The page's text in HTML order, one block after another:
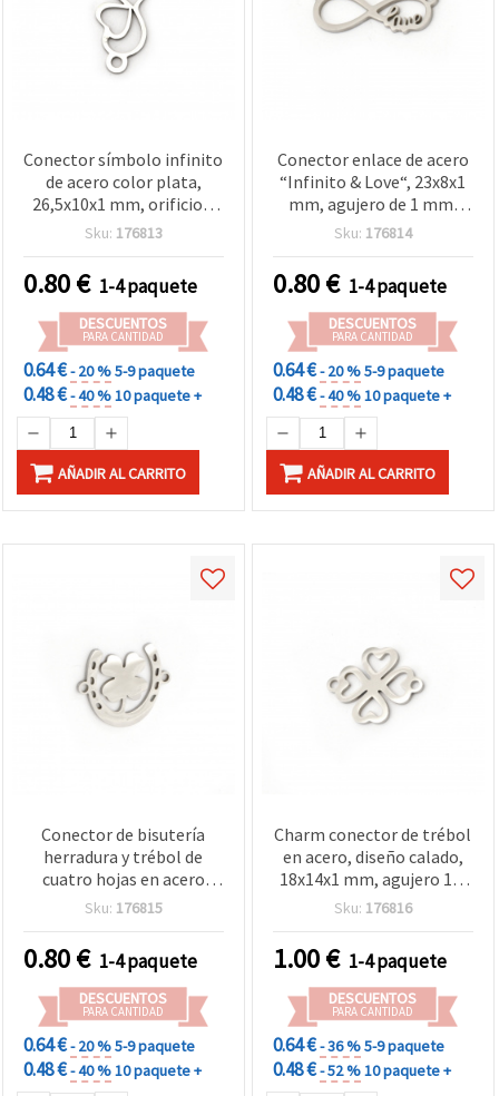
Conector símbolo infinito
de acero color plata,
26,5x10x1 mm, orificio 2
mm - 2 piezas para
Sku: 176813
0.80€ 1-4 paquete
DESCUENTOS
PARA CANTIDAD
0.64 €- 20 %5-9 paquete
0.48 €- 40 %10 paquete +
AÑADIR AL CARRITO
Conector enlace de acero
“Infinito & Love“, 23x8x1
mm, agujero de 1 mm,
color plata - set de 2
abalorios
Sku: 176814
0.80€ 1-4 paquete
DESCUENTOS
PARA CANTIDAD
0.64 €- 20 %5-9 paquete
0.48 €- 40 %10 paquete +
AÑADIR AL CARRITO
Conector de bisutería
herradura y trébol de
cuatro hojas en acero
color plata, amuleto de la
orificio de 1 mm, para
pulseras, collares y
manualidades DIY, 2
piezas
Sku: 176815
0.80€ 1-4 paquete
DESCUENTOS
PARA CANTIDAD
0.64 €- 20 %5-9 paquete
0.48 €- 40 %10 paquete +
Charm conector de trébol
en acero, diseño calado,
18x14x1 mm, agujero 1,5
mm, color plata - 2 piezas
Sku: 176816
1.00€ 1-4 paquete
DESCUENTOS
PARA CANTIDAD
0.64 €- 36 %5-9 paquete
0.48 €- 52 %10 paquete +